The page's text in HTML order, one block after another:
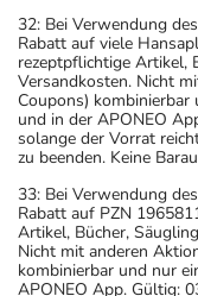
32: Bei Verwendung
Rabatt auf viele
rezeptpflichtige Artikel,
Versandkosten. Nicht
Coupons)
und in der APONEO
solange der Vorrat
zu beenden. Keine
33: Bei Verwendung
Rabatt auf PZN
Artikel, Bücher,
Nicht mit anderen
kombinierbar und nur
APONEO App. Gültig: